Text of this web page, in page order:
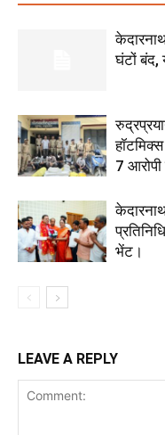
घंटों बंद,
7
भेंट।
LEAVE A REPLY